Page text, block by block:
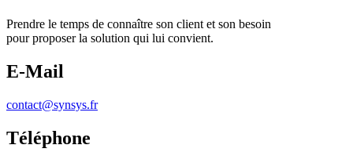
Prendre le temps de connaître son client et son besoin
pour proposer la solution qui lui convient.
E-Mail
contact@synsys.fr
Téléphone